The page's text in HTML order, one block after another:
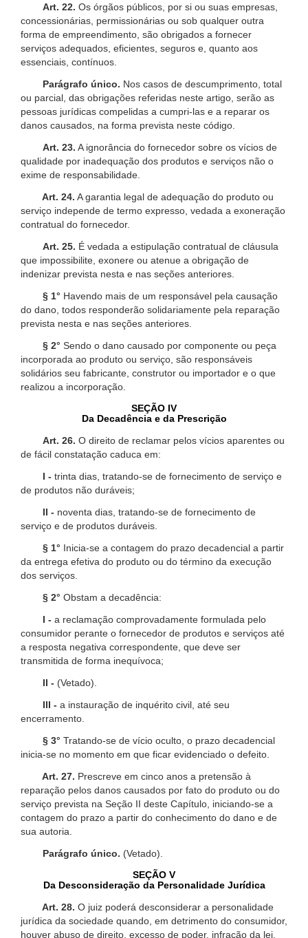
Art. 22. Os órgãos públicos, por si ou suas empresas,
concessionárias, permissionárias ou sob qualquer outra
forma de empreendimento, são obrigados a fornecer
serviços adequados, eficientes, seguros e, quanto aos
essenciais, contínuos.
Parágrafo único. Nos casos de descumprimento, total
ou parcial, das obrigações referidas neste artigo, serão as
pessoas jurídicas compelidas a cumpri-las e a reparar os
danos causados, na forma prevista neste código.
Art. 23. A ignorância do fornecedor sobre os vícios de
qualidade por inadequação dos produtos e serviços não o
exime de responsabilidade.
Art. 24. A garantia legal de adequação do produto ou
serviço independe de termo expresso, vedada a exoneração
contratual do fornecedor.
Art. 25. É vedada a estipulação contratual de cláusula
que impossibilite, exonere ou atenue a obrigação de
indenizar prevista nesta e nas seções anteriores.
§ 1° Havendo mais de um responsável pela causação
do dano, todos responderão solidariamente pela reparação
prevista nesta e nas seções anteriores.
§ 2° Sendo o dano causado por componente ou peça
incorporada ao produto ou serviço, são responsáveis
solidários seu fabricante, construtor ou importador e o que
realizou a incorporação.
SEÇÃO IV
Da Decadência e da Prescrição
Art. 26. O direito de reclamar pelos vícios aparentes ou
de fácil constatação caduca em:
I - trinta dias, tratando-se de fornecimento de serviço e
de produtos não duráveis;
II - noventa dias, tratando-se de fornecimento de
serviço e de produtos duráveis.
§ 1° Inicia-se a contagem do prazo decadencial a partir
da entrega efetiva do produto ou do término da execução
dos serviços.
§ 2° Obstam a decadência:
I - a reclamação comprovadamente formulada pelo
consumidor perante o fornecedor de produtos e serviços até
a resposta negativa correspondente, que deve ser
transmitida de forma inequívoca;
II - (Vetado).
III - a instauração de inquérito civil, até seu
encerramento.
§ 3° Tratando-se de vício oculto, o prazo decadencial
inicia-se no momento em que ficar evidenciado o defeito.
Art. 27. Prescreve em cinco anos a pretensão à
reparação pelos danos causados por fato do produto ou do
serviço prevista na Seção II deste Capítulo, iniciando-se a
contagem do prazo a partir do conhecimento do dano e de
sua autoria.
Parágrafo único. (Vetado).
SEÇÃO V
Da Desconsideração da Personalidade Jurídica
Art. 28. O juiz poderá desconsiderar a personalidade
jurídica da sociedade quando, em detrimento do consumidor,
houver abuso de direito, excesso de poder, infração da lei,